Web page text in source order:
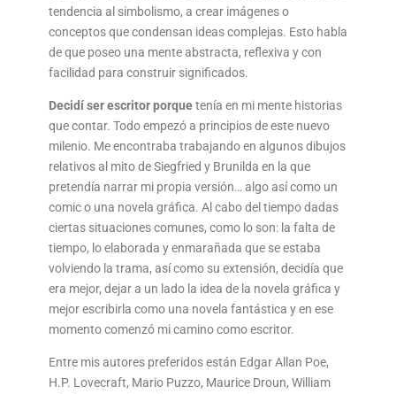
tendencia al simbolismo, a crear imágenes o
conceptos que condensan ideas complejas. Esto habla
de que poseo una mente abstracta, reflexiva y con
facilidad para construir significados.
Decidí ser escritor porquetenía en mi mente historias
que contar. Todo empezó a principios de este nuevo
milenio. Me encontraba trabajando en algunos dibujos
relativos al mito de Siegfried y Brunilda en la que
pretendía narrar mi propia versión… algo así como un
comic o una novela gráfica. Al cabo del tiempo dadas
ciertas situaciones comunes, como lo son: la falta de
tiempo, lo elaborada y enmarañada que se estaba
volviendo la trama, así como su extensión, decidía que
era mejor, dejar a un lado la idea de la novela gráfica y
mejor escribirla como una novela fantástica y en ese
momento comenzó mi camino como escritor.
Entre mis autores preferidos están Edgar Allan Poe,
H.P. Lovecraft, Mario Puzzo, Maurice Droun, William